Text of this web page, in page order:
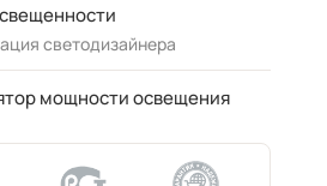
светодизайнера
мощности освещения